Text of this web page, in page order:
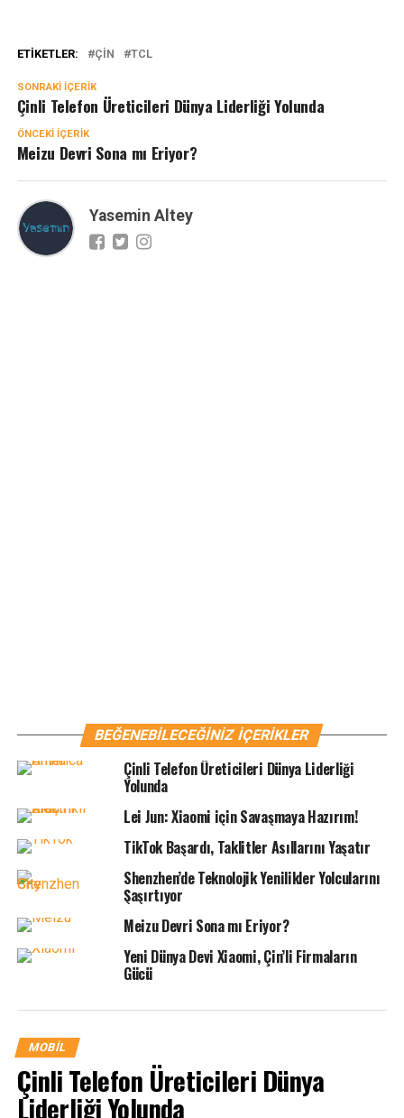
ETIKETLER: ÇIN TCL
SONRAKI İÇERIK
Çinli Telefon Üreticileri Dünya Liderliği Yolunda
ÖNCEKI İÇERIK
Meizu Devri Sona mı Eriyor?
Yasemin Altey
BEĞENEBILECEĞINIZ İÇERIKLER
Çinli Telefon Üreticileri Dünya Liderliği
Yolunda
Lei Jun: Xiaomi için Savaşmaya Hazırım!
TikTok Başardı, Taklitler Asıllarını Yaşatır
Shenzhen’de Teknolojik Yenilikler Yolcularını
Şaşırtıyor
Meizu Devri Sona mı Eriyor?
Yeni Dünya Devi Xiaomi, Çin’li Firmaların
Gücü
MOBIL
Çinli Telefon Üreticileri Dünya
Liderliği Yolunda